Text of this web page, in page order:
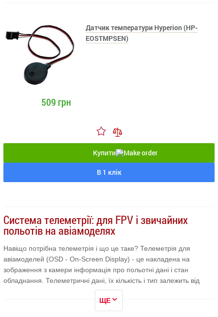
Датчик температури Hyperion (HP-
EOSTMPSEN)
509 грн
Купити
В 1 клік
Система телеметрії: для FPV і звичайних
польотів на авіамоделях
Навіщо потрібна телеметрія і що це таке? Телеметрія для
авіамоделей (OSD - On-Screen Display) - це накладена на
зображення з камери інформація про польотні дані і стан
обладнання. Телеметричні дані, їх кількість і тип залежить від
наявності датчиків і GPS навігатора.
Використовується система телеметрії для FPV польотів.
ЩЕ